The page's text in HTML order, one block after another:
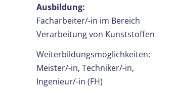
Ausbildung:
Facharbeiter/-in im Bereich
Verarbeitung von Kunststoffen
Weiterbildungsmöglichkeiten:
Meister/-in, Techniker/-in,
Ingenieur/-in (FH)